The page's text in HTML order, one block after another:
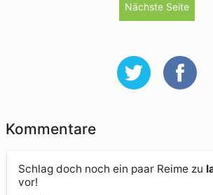
Nächste Seite
Kommentare
Schlag doch noch ein paar Reime zu
vor!